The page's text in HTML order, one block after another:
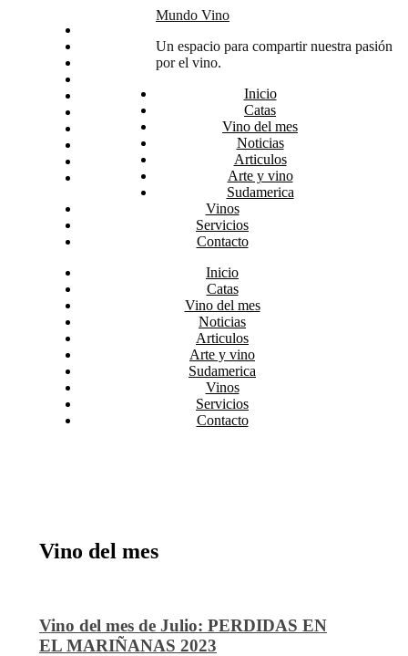
Arte y vino
Sudamerica
Mundo Vino
Un espacio para compartir nuestra pasión
por el vino.
Inicio
Catas
Vino del mes
Noticias
Articulos
Arte y vino
Sudamerica
Vinos
Servicios
Contacto
Inicio
Catas
Vino del mes
Noticias
Articulos
Arte y vino
Sudamerica
Vinos
Servicios
Contacto
Vino del mes
Vino del mes de Julio: PERDIDAS EN
EL MARIÑANAS 2023